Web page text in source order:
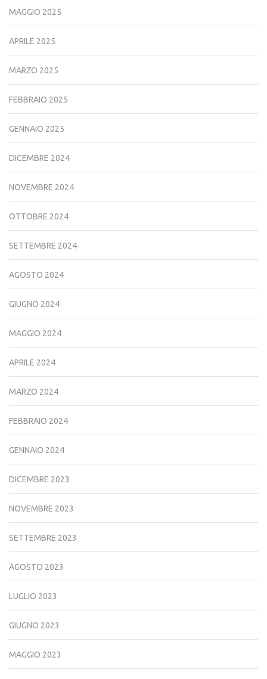
MAGGIO 2025
APRILE 2025
MARZO 2025
FEBBRAIO 2025
GENNAIO 2025
DICEMBRE 2024
NOVEMBRE 2024
OTTOBRE 2024
SETTEMBRE 2024
AGOSTO 2024
GIUGNO 2024
MAGGIO 2024
APRILE 2024
MARZO 2024
FEBBRAIO 2024
GENNAIO 2024
DICEMBRE 2023
NOVEMBRE 2023
SETTEMBRE 2023
AGOSTO 2023
LUGLIO 2023
GIUGNO 2023
MAGGIO 2023